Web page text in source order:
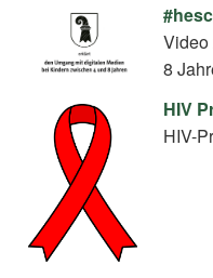
Video
8
HIV
HIV-